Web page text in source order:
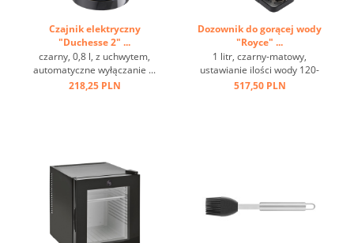
Czajnik elektryczny
"Duchesse 2" ...
czarny, 0,8 l, z uchwytem,
automatyczne wyłączanie ...
218,25 PLN
Dozownik do gorącej wody
"Royce" ...
1 litr, czarny-matowy,
ustawianie ilości wody 120-
220 ml ...
517,50 PLN